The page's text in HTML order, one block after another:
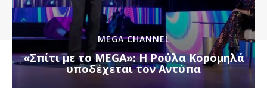
MEGA CHANNEL
«Σπίτι με το MEGA»: H Ρούλα Κορομηλά
υποδέχεται τον Αντύπα